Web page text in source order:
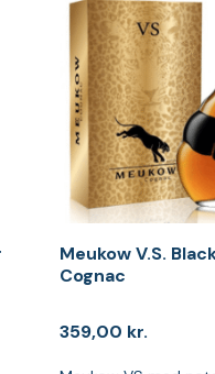
Meukow V.S.
Cognac
359,00 kr.